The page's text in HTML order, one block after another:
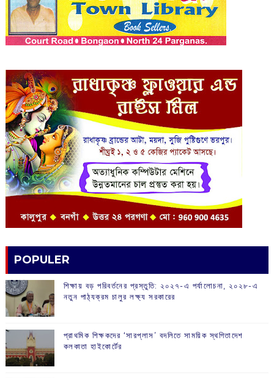
POPULER
শিক্ষায় বড় পরিবর্তনের প্রস্তুতি: ২০২৭-এ পর্যালোচনা, ২০২৮-এ
নতুন পাঠ্যক্রম চালুর লক্ষ্য সরকারের
প্রাথমিক শিক্ষকদের ‘সারপ্লাস’ বদলিতে সাময়িক স্থগিতাদেশ
কলকাতা হাইকোর্টের